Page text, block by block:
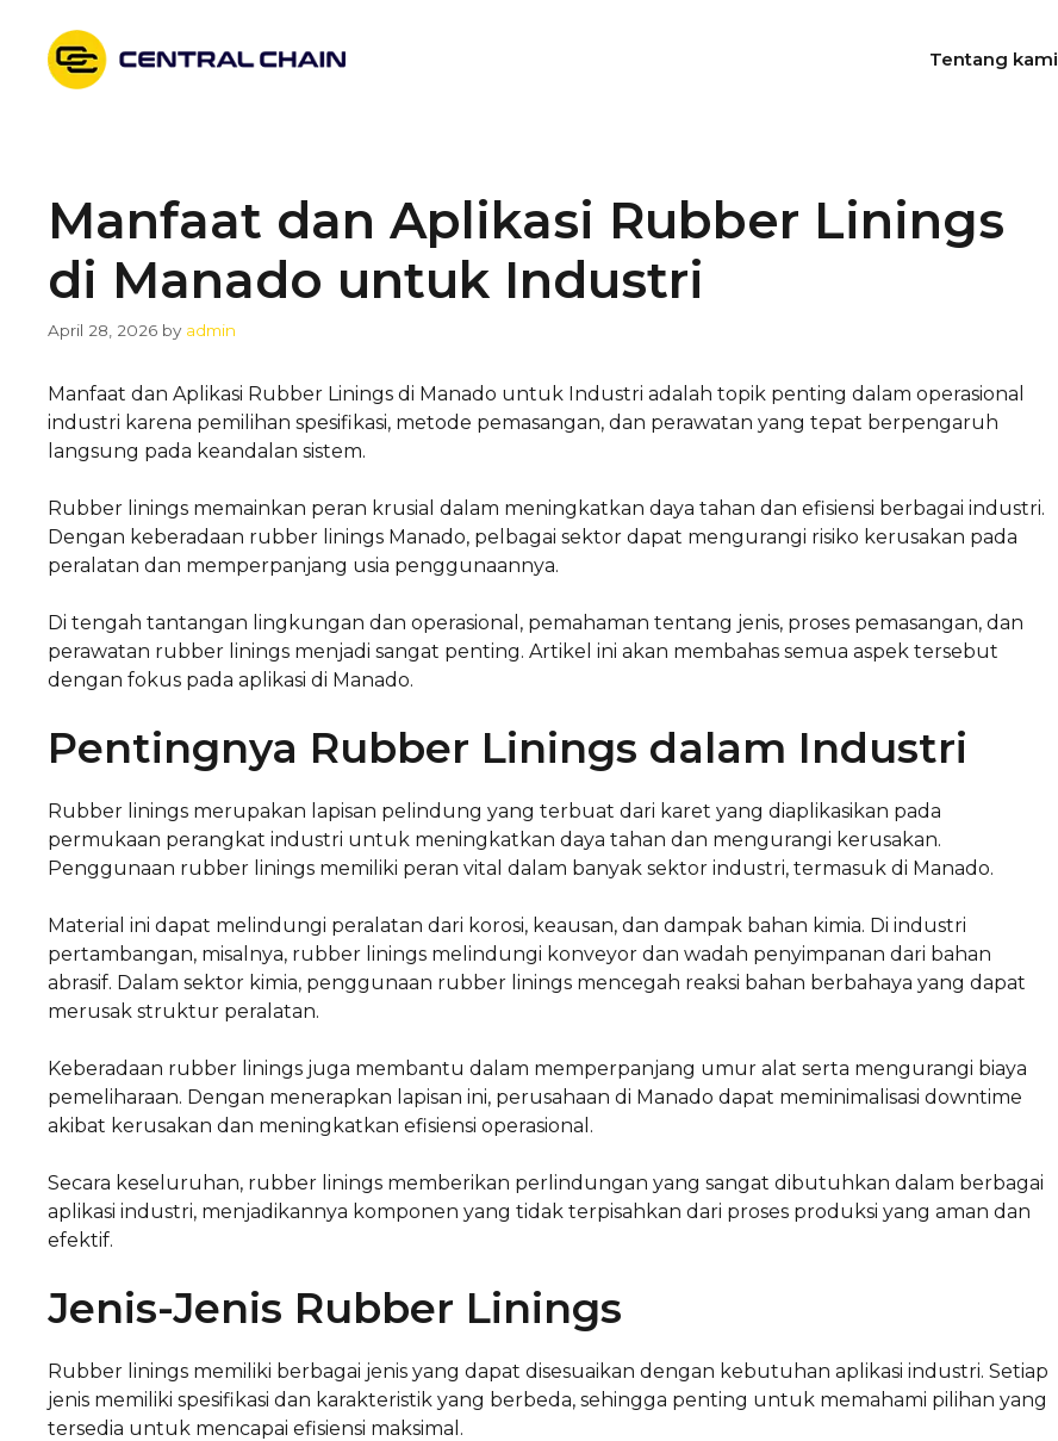
content
Tentang kami
Manfaat dan Aplikasi Rubber Linings
di Manado untuk Industri
April 28, 2026 by admin
Manfaat dan Aplikasi Rubber Linings di Manado untuk Industri adalah topik penting dalam operasional
industri karena pemilihan spesifikasi, metode pemasangan, dan perawatan yang tepat berpengaruh
langsung pada keandalan sistem.
Rubber linings memainkan peran krusial dalam meningkatkan daya tahan dan efisiensi berbagai industri.
Dengan keberadaan rubber linings Manado, pelbagai sektor dapat mengurangi risiko kerusakan pada
peralatan dan memperpanjang usia penggunaannya.
Di tengah tantangan lingkungan dan operasional, pemahaman tentang jenis, proses pemasangan, dan
perawatan rubber linings menjadi sangat penting. Artikel ini akan membahas semua aspek tersebut
dengan fokus pada aplikasi di Manado.
Pentingnya Rubber Linings dalam Industri
Rubber linings merupakan lapisan pelindung yang terbuat dari karet yang diaplikasikan pada
permukaan perangkat industri untuk meningkatkan daya tahan dan mengurangi kerusakan.
Penggunaan rubber linings memiliki peran vital dalam banyak sektor industri, termasuk di Manado.
Material ini dapat melindungi peralatan dari korosi, keausan, dan dampak bahan kimia. Di industri
pertambangan, misalnya, rubber linings melindungi konveyor dan wadah penyimpanan dari bahan
abrasif. Dalam sektor kimia, penggunaan rubber linings mencegah reaksi bahan berbahaya yang dapat
merusak struktur peralatan.
Keberadaan rubber linings juga membantu dalam memperpanjang umur alat serta mengurangi biaya
pemeliharaan. Dengan menerapkan lapisan ini, perusahaan di Manado dapat meminimalisasi downtime
akibat kerusakan dan meningkatkan efisiensi operasional.
Secara keseluruhan, rubber linings memberikan perlindungan yang sangat dibutuhkan dalam berbagai
aplikasi industri, menjadikannya komponen yang tidak terpisahkan dari proses produksi yang aman dan
efektif.
Jenis-Jenis Rubber Linings
Rubber linings memiliki berbagai jenis yang dapat disesuaikan dengan kebutuhan aplikasi industri. Setiap
jenis memiliki spesifikasi dan karakteristik yang berbeda, sehingga penting untuk memahami pilihan yang
tersedia untuk mencapai efisiensi maksimal.